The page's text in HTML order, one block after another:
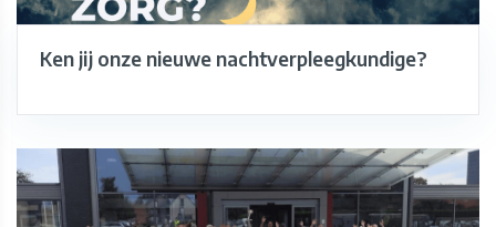
Ken jij onze nieuwe nachtverpleegkundige?